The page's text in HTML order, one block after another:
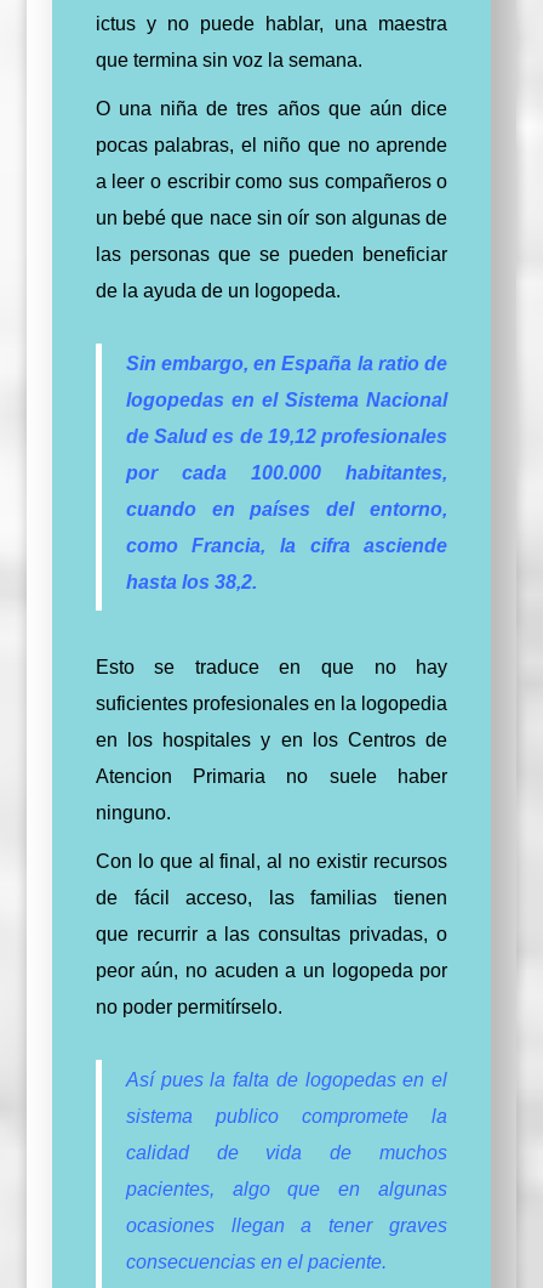
ictus y no puede hablar, una maestra
que termina sin voz la semana.
O una niña de tres años que aún dice
pocas palabras, el niño que no aprende
a leer o escribir como sus compañeros o
un bebé que nace sin oír son algunas de
las personas que se pueden beneficiar
de la ayuda de un logopeda.
Sin embargo, en España la ratio de
logopedas en el Sistema Nacional
de Salud es de 19,12 profesionales
por cada 100.000 habitantes,
cuando en países del entorno,
como Francia, la cifra asciende
hasta los 38,2.
Esto se traduce en que no hay
suficientes profesionales en la logopedia
en los hospitales y en los Centros de
Atencion Primaria no suele haber
ninguno.
Con lo que al final, al no existir recursos
de fácil acceso, las familias tienen
que recurrira las consultas privadas, o
peor aún, no acuden a un logopeda por
no poder permitírselo.
Así pues la falta de logopedas en el
sistema publico compromete la
calidad de vida de muchos
pacientes, algo que en algunas
ocasiones llegan a tener graves
consecuencias en el paciente.